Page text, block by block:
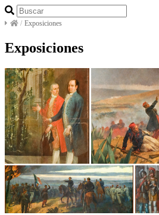
/ Exposiciones
Exposiciones